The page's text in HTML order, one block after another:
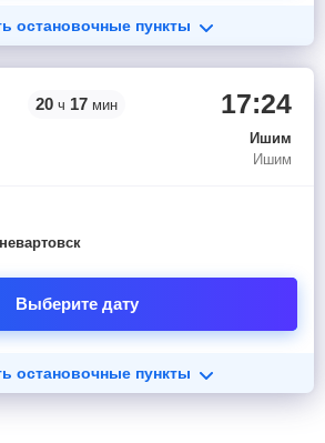
остановочные пункты
20 ч 17 мин 17:24
Ишим
Ишим
Выберите дату
остановочные пункты